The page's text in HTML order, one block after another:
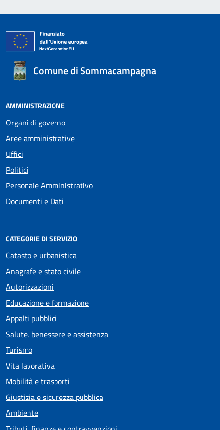
Comune di Sommacampagna
AMMINISTRAZIONE
Organi di governo
Aree amministrative
Uffici
Politici
Personale Amministrativo
Documenti e Dati
CATEGORIE DI SERVIZIO
Catasto e urbanistica
Anagrafe e stato civile
Autorizzazioni
Educazione e formazione
Appalti pubblici
Salute, benessere e assistenza
Turismo
Vita lavorativa
Mobilità e trasporti
Giustizia e sicurezza pubblica
Ambiente